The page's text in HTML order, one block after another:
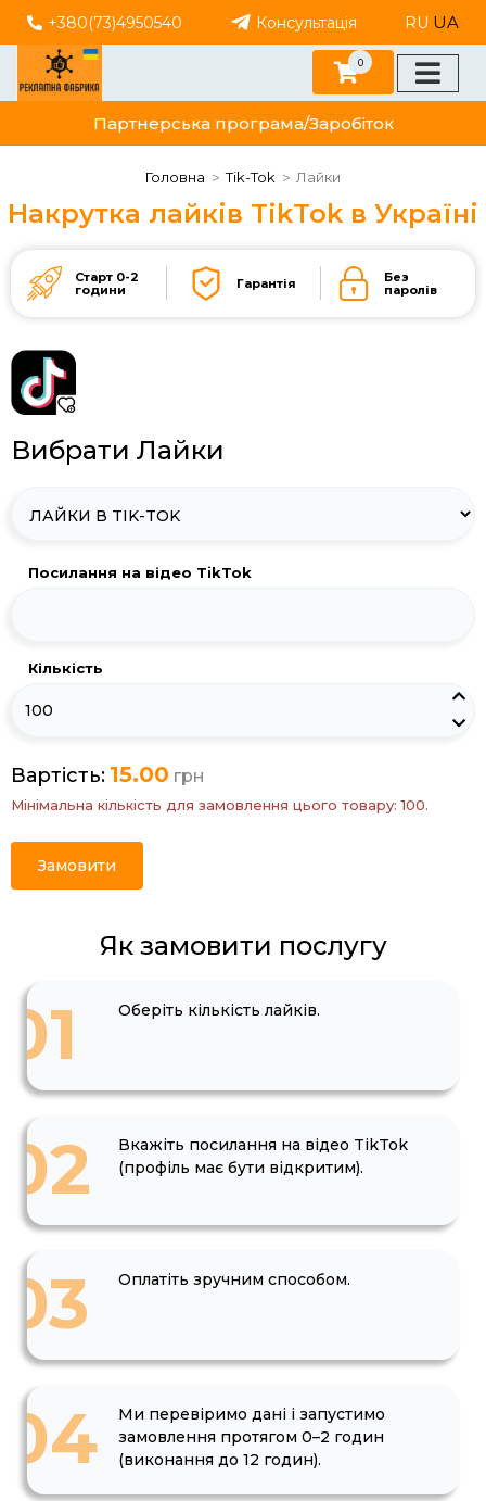
+380(73)4950540 Консультація RU UA
Партнерська програма/Заробіток
0
Головна Tik-Tok Лайки
Накрутка лайків TikTok в Україні
Старт 0-2
години
Гарантія
Без
паролів
Вибрати Лайки
Посилання на відео TikTok
Кількість
Вартість: 15.00 грн
Мінімальна кількість для замовлення цього товару: 100.
Замовити
Як замовити послугу
01 Оберіть кількість лайків.
02
Вкажіть посилання на відео TikTok
(профіль має бути відкритим).
03 Оплатіть зручним способом.
04
Ми перевіримо дані і запустимо
замовлення протягом 0–2 годин
(виконання до 12 годин).